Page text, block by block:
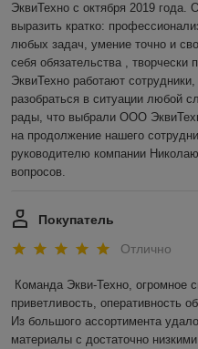
ЭквиТехно с октября 2019
выразить кратко:
любых задач, умение точно и
себя обязательства , творчески
ЭквиТехно работают
разобраться в ситуации любой
рады, что выбрали ООО
на продолжение нашего
руководителю компании
вопросов.
Покупатель
Отлично
Команда Экви-Техно, огромное
приветливость, оперативность
Из большого ассортимента
материалы с достаточно